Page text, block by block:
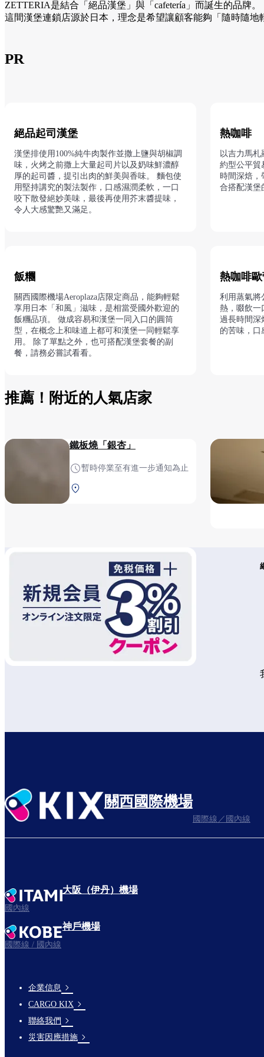
ZETTERIA是結合「絕品漢堡」與「cafetería」而誕生的品牌。
這間漢堡連鎖店源於日本，理念是希望讓顧客能夠「隨時隨地
PR
絕品起司漢堡
漢堡排使用100%純牛肉製作並撒上鹽與胡椒調
味，火烤之前撒上大量起司片以及奶味鮮濃醇
厚的起司醬，提引出肉的鮮美與香味。 麵包使
用堅持講究的製法製作，口感濕潤柔軟，一口
咬下散發絕妙美味，最後再使用芥末醬提味，
令人大感驚艷又滿足。
熱咖啡
以吉力馬
約型公平貿
時間深焙
合搭配漢堡
飯糰
關西國際機場Aeroplaza店限定商品，能夠輕鬆
享用日本「和風」滋味，是相當受國外歡迎的
飯糰品項。 做成容易和漢堡一同入口的圓筒
型，在概念上和味道上都可和漢堡一同輕鬆享
用。 除了單點之外，也可搭配漢堡套餐的副
餐，請務必嘗試看看。
熱咖啡
利用蒸氣將
熱，啜飲一
過長時間深
的苦味，口
推薦！附近的人氣店家
鐵板燒「銀杏」
暫時停業至有進一步通知為止
關西國際機場
國際線／國內線
大阪（伊丹）機場
國內線
神戶機場
國際線 / 國內線
footer-
links-
en-
企業信息
CARGO KIX
聯絡我們
災害因應措施